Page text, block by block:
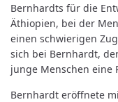
Bernhardts für die
Äthiopien, bei der
einen schwierigen
sich bei Bernhardt,
junge Menschen eine
Bernhardt eröffnete